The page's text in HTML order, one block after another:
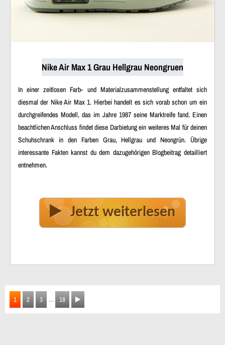
Nike Air Max 1 Grau Hellgrau Neongruen
In einer zeitlosen Farb- und Materialzusammenstellung entfaltet sich
diesmal der Nike Air Max 1. Hierbei handelt es sich vorab schon um ein
durchgreifendes Modell, das im Jahre 1987 seine Marktreife fand. Einen
beachtlichen Anschluss findet diese Darbietung ein weiteres Mal für deinen
Schuhschrank in den Farben Grau, Hellgrau und Neongrün. Übrige
interessante Fakten kannst du dem dazugehörigen Blogbeitrag detailliert
entnehmen.
Jetzt weiterlesen
1 2 3 ... 18